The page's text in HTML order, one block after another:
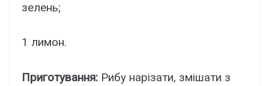
зелень;
1 лимон.
Приготування: Рибу нарізати, змішати з